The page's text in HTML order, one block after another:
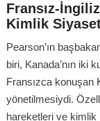
Fransız-İngiliz
Kimlik
Pearson’ın
biri, Kanada’nın iki
Fransızca konuşan
yönetilmesiydi.
hareketleri ve kimlik